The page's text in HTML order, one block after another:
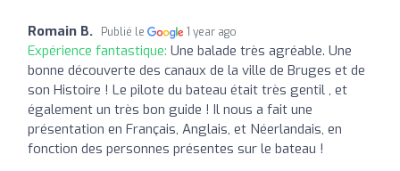
Romain B. Publié le 1 year ago
Expérience fantastique: Une balade très agréable. Une
bonne découverte des canaux de la ville de Bruges et de
son Histoire ! Le pilote du bateau était très gentil , et
également un très bon guide ! Il nous a fait une
présentation en Français, Anglais, et Néerlandais, en
fonction des personnes présentes sur le bateau !